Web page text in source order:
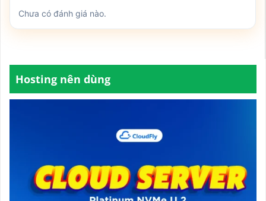
Chưa có đánh giá nào.
Hosting nên dùng